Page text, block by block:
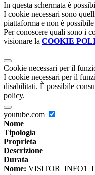
In questa schermata è
I cookie necessari sono
piattaforma e non è
Per conoscere quali sono i
visionare la COOKIE
Cookie necessari per il
I cookie necessari per il
disabilitati. È possibile
policy.
youtube.com
Nome
Tipologia
Proprieta
Descrizione
Durata
Nome: